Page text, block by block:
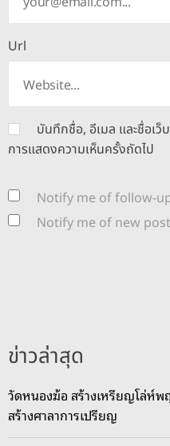
Url
บันทึกชื่อ, อีเมล และชื่อเว็
การแสดงความเห็นครั้งถัดไป
Notify me of follow-
Notify me of new
ข่าวล่าสุด
วัดหนองฆ้อ สร้างเหรียญโล่ห์พ
สร้างศาลาการเปรียญ